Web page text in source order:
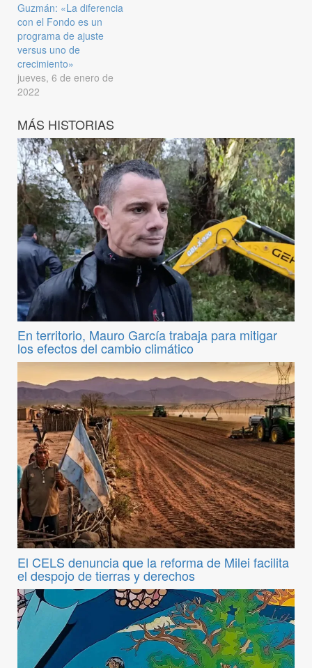
Guzmán: «La diferencia
con el Fondo es un
programa de ajuste
versus uno de
crecimiento»
jueves, 6 de enero de
2022
MÁS HISTORIAS
En territorio, Mauro García trabaja para mitigar
los efectos del cambio climático
El CELS denuncia que la reforma de Milei facilita
el despojo de tierras y derechos